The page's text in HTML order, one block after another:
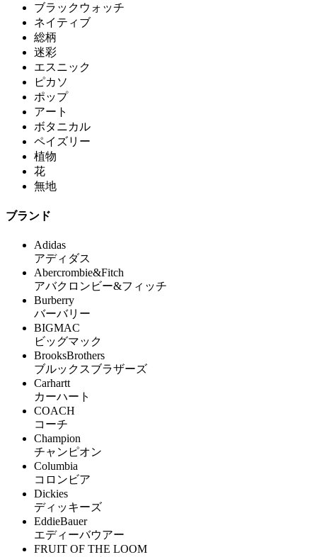
ブラックウォッチ
ネイティブ
総柄
迷彩
エスニック
ピカソ
ポップ
アート
ボタニカル
ペイズリー
植物
花
無地
ブランド
Adidas
アディダス
Abercrombie&Fitch
アバクロンビー&フィッチ
Burberry
バーバリー
BIGMAC
ビッグマック
BrooksBrothers
ブルックスブラザーズ
Carhartt
カーハート
COACH
コーチ
Champion
チャンピオン
Columbia
コロンビア
Dickies
ディッキーズ
EddieBauer
エディーバウアー
FRUIT OF THE LOOM